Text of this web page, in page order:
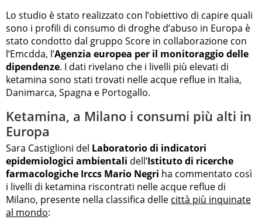
Lo studio è stato realizzato con l’obiettivo di capire quali
sono i profili di consumo di droghe d’abuso in Europa è
stato condotto dal gruppo Score in collaborazione con
l’Emcdda, l’Agenzia europea per il monitoraggio delle
dipendenze. I dati rivelano che i livelli più elevati di
ketamina sono stati trovati nelle acque reflue in Italia,
Danimarca, Spagna e Portogallo.
Ketamina, a Milano i consumi più alti in
Europa
Sara Castiglioni del Laboratorio di indicatori
epidemiologici ambientali dell’Istituto di ricerche
farmacologiche Irccs Mario Negri ha commentato così
i livelli di ketamina riscontrati nelle acque reflue di
Milano, presente nella classifica delle città più inquinate
al mondo: